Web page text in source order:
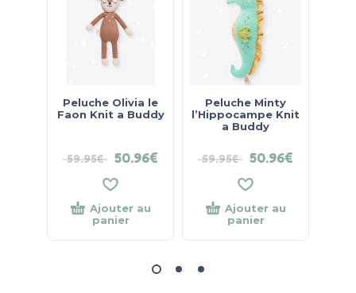
Peluche Olivia le
Faon Knit a Buddy
59.95€ 50.96€
Ajouter au
panier
Peluche Minty
l’Hippocampe Knit
a Buddy
59.95€ 50.96€
Ajouter au
panier